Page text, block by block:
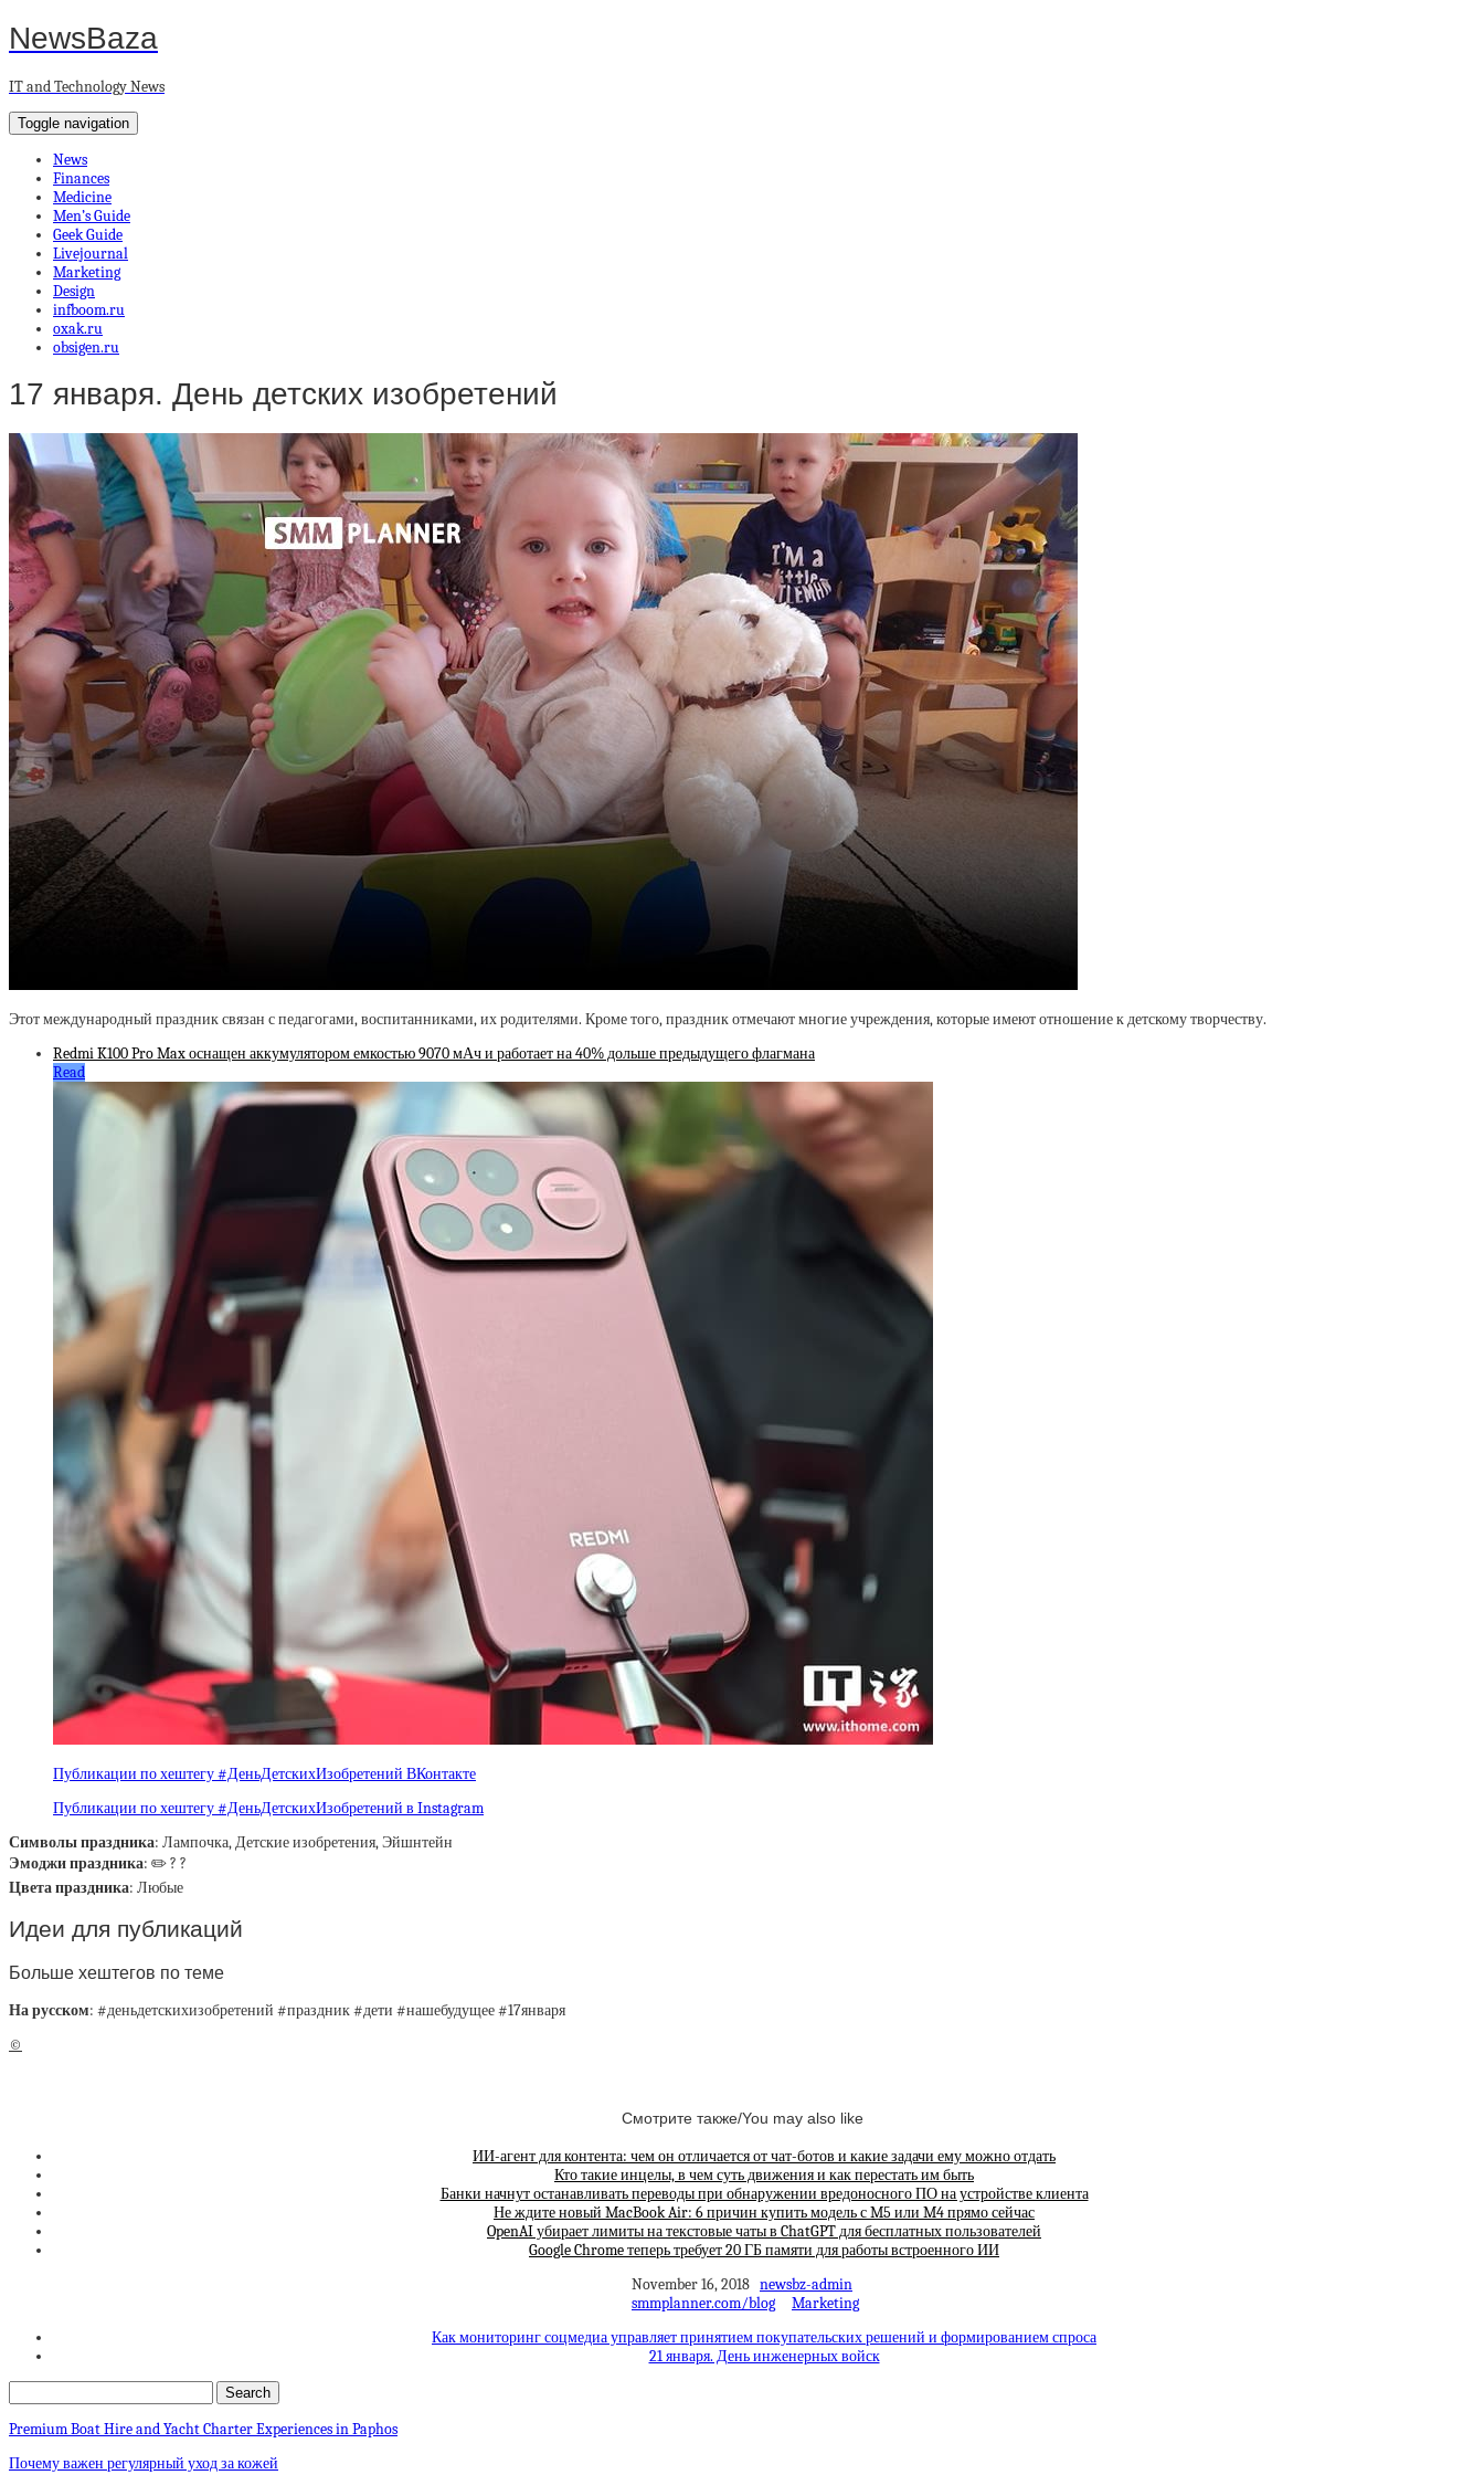
NewsBaza
IT and Technology News
Toggle navigation
News
Finances
Medicine
Men’s Guide
Geek Guide
Livejournal
Marketing
Design
infboom.ru
oxak.ru
obsigen.ru
17 января. День детских изобретений
Этот международный праздник связан с педагогами, воспитанниками, их родителями. Кроме того, праздник отмечают многие учреждения, которые имеют отношение к детскому творчеству.
Redmi K100 Pro Max оснащен аккумулятором емкостью 9070 мАч и работает на 40% дольше предыдущего флагмана
Read
Публикации по хештегу #ДеньДетскихИзобретений ВКонтакте
Публикации по хештегу #ДеньДетскихИзобретений в Instagram
Символы праздника: Лампочка, Детские изобретения, Эйшнтейн
Эмоджи праздника: ✏️ ? ?
Цвета праздника: Любые
Идеи для публикаций
Больше хештегов по теме
На русском: #деньдетскихизобретений #праздник #дети #нашебудущее #17января
©
Смотрите также/You may also like
ИИ-агент для контента: чем он отличается от чат-ботов и какие задачи ему можно отдать
Кто такие инцелы, в чем суть движения и как перестать им быть
Банки начнут останавливать переводы при обнаружении вредоносного ПО на устройстве клиента
Не ждите новый MacBook Air: 6 причин купить модель с M5 или M4 прямо сейчас
OpenAI убирает лимиты на текстовые чаты в ChatGPT для бесплатных пользователей
Google Chrome теперь требует 20 ГБ памяти для работы встроенного ИИ
November 16, 2018 newsbz-admin
smmplanner.com/blog
Marketing
Как мониторинг соцмедиа управляет принятием покупательских решений и формированием спроса
21 января. День инженерных войск
Premium Boat Hire and Yacht Charter Experiences in Paphos
Почему важен регулярный уход за кожей